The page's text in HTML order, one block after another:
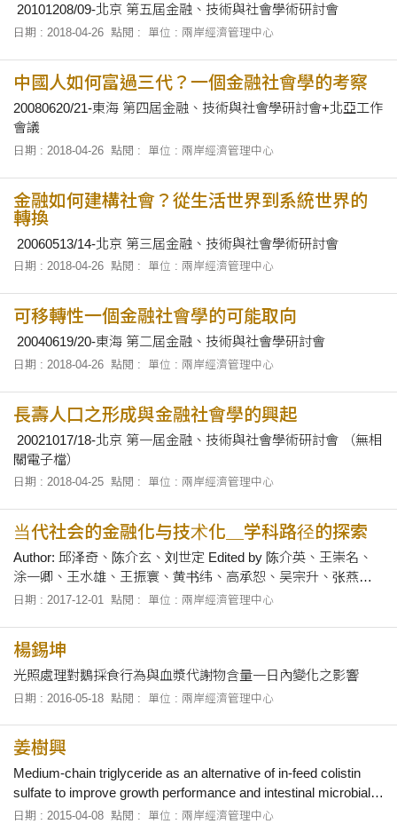
20101208/09-北京 第五屆金融、技術與社會學術研討會
日期 : 2018-04-26 點閱 : 單位 : 兩岸經濟管理中心
中國人如何富過三代？一個金融社會學的考察
20080620/21-東海 第四屆金融、技術與社會學研討會+北亞工作
會議
日期 : 2018-04-26 點閱 : 單位 : 兩岸經濟管理中心
金融如何建構社會？從生活世界到系統世界的
轉換
20060513/14-北京 第三屆金融、技術與社會學術研討會
日期 : 2018-04-26 點閱 : 單位 : 兩岸經濟管理中心
可移轉性一個金融社會學的可能取向
20040619/20-東海 第二屆金融、技術與社會學研討會
日期 : 2018-04-26 點閱 : 單位 : 兩岸經濟管理中心
長壽人口之形成與金融社會學的興起
20021017/18-北京 第一屆金融、技術與社會學術研討會 （無相
關電子檔）
日期 : 2018-04-25 點閱 : 單位 : 兩岸經濟管理中心
当代社会的金融化与技术化＿学科路径的探索
Author: 邱泽奇、陈介玄、刘世定 Edited by 陈介英、王崇名、
涂一卿、王水雄、王振寰、黄书纬、高承恕、吴宗升、张燕、
陈介玄、郭爱民、张茂元、翟宇航 Published by Social science
日期 : 2017-12-01 點閱 : 單位 : 兩岸經濟管理中心
楊錫坤
光照處理對鵝採食行為與血漿代謝物含量一日內變化之影響
日期 : 2016-05-18 點閱 : 單位 : 兩岸經濟管理中心
姜樹興
Medium-chain triglyceride as an alternative of in-feed colistin
sulfate to improve growth performance and intestinal microbial
environment in newly weaned pigs.
日期 : 2015-04-08 點閱 : 單位 : 兩岸經濟管理中心